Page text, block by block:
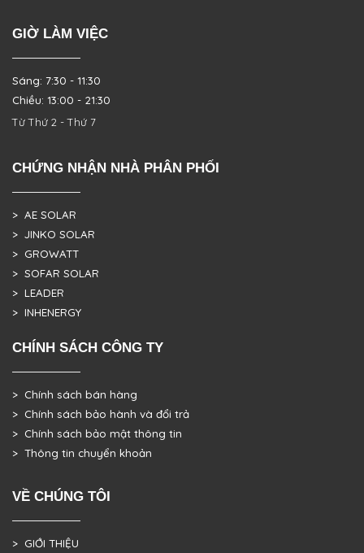
GIỜ LÀM VIỆC
Sáng: 7:30 - 11:30
Chiều: 13:00 - 21:30
Từ Thứ 2 - Thứ 7
CHỨNG NHẬN NHÀ PHÂN PHỐI
> AE SOLAR
> JINKO SOLAR
> GROWATT
> SOFAR SOLAR
> LEADER
> INHENERGY
CHÍNH SÁCH CÔNG TY
> Chính sách bán hàng
> Chính sách bảo hành và đổi trả
> Chính sách bảo mật thông tin
> Thông tin chuyển khoản
VỀ CHÚNG TÔI
> GIỚI THIỆU